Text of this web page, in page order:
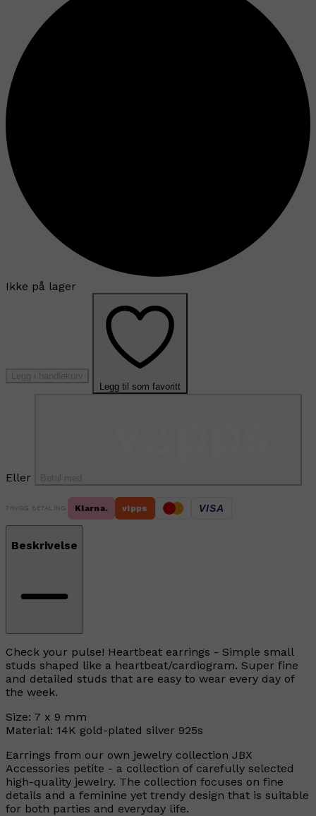
Ikke på lager
Legg i handlekurv
Legg til som favoritt
Eller Betal med
TRYGG BETALING Klarna. vipps VISA
Beskrivelse
Check your pulse! Heartbeat earrings - Simple small
studs shaped like a heartbeat/cardiogram. Super fine
and detailed studs that are easy to wear every day of
the week.
Size: 7 x 9 mm
Material: 14K gold-plated silver 925s
Earrings from our own jewelry collection JBX
Accessories petite - a collection of carefully selected
high-quality jewelry. The collection focuses on fine
details and a feminine yet trendy design that is suitable
for both parties and everyday life.